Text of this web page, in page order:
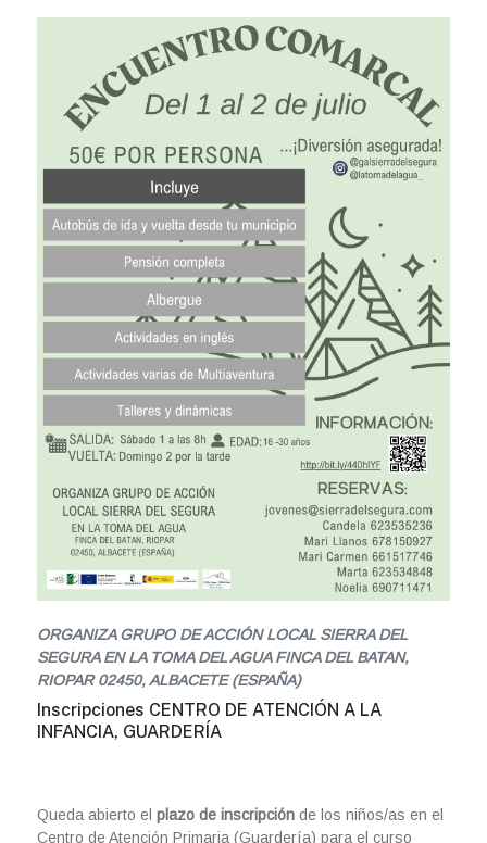
ORGANIZA GRUPO DE ACCIÓN LOCAL SIERRA DEL
SEGURA EN LA TOMA DEL AGUA FINCA DEL BATAN,
RIOPAR 02450, ALBACETE (ESPAÑA)
Inscripciones CENTRO DE ATENCIÓN A LA
INFANCIA, GUARDERÍA
Queda abierto el plazo de inscripción de los niños/as en el
Centro de Atención Primaria (Guardería) para el curso